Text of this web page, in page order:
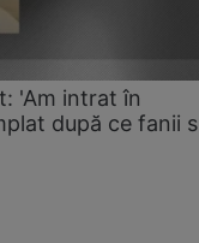
'Am intrat în
după ce fanii